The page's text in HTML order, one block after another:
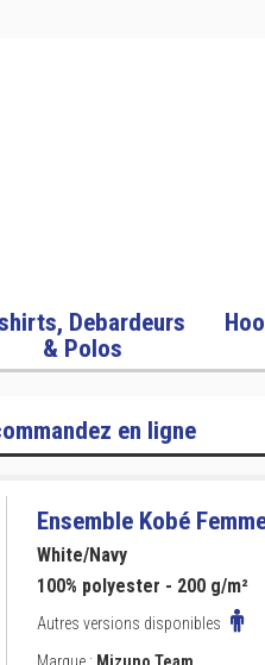
Debardeurs
& Polos
en ligne
Ensemble Kobé
White/Navy
100% polyester - 200 g/m²
Autres versions disponibles